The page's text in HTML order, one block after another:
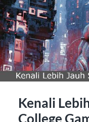
Kenali
College